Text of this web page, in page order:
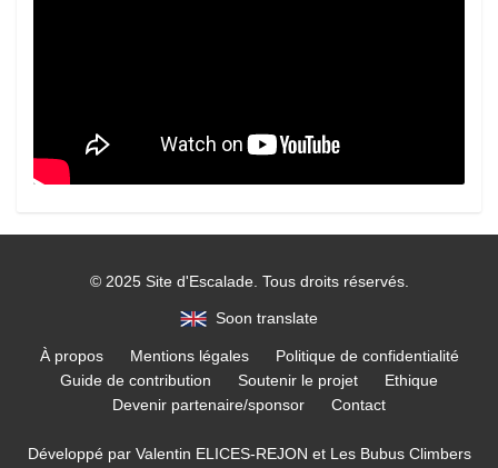
© 2025 Site d'Escalade. Tous droits réservés.
Soon translate
À propos Mentions légales
Politique de confidentialité
Guide de contribution
Soutenir le projet
Ethique
Devenir partenaire/sponsor
Contact
Développé par Valentin ELICES-REJON et Les Bubus Climbers